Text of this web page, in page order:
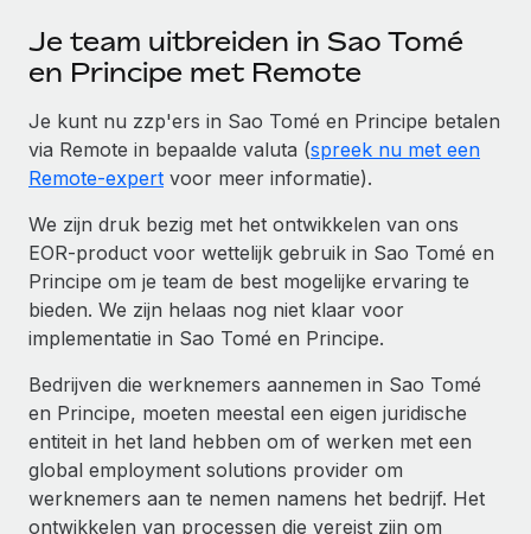
Je team uitbreiden in Sao Tomé
en Principe met Remote
Je kunt nu zzp'ers in Sao Tomé en Principe betalen
via Remote in bepaalde valuta (spreek nu met een
Remote-expert voor meer informatie).
We zijn druk bezig met het ontwikkelen van ons
EOR-product voor wettelijk gebruik in Sao Tomé en
Principe om je team de best mogelijke ervaring te
bieden. We zijn helaas nog niet klaar voor
implementatie in Sao Tomé en Principe.
Bedrijven die werknemers aannemen in Sao Tomé
en Principe, moeten meestal een eigen juridische
entiteit in het land hebben om of werken met een
global employment solutions provider om
werknemers aan te nemen namens het bedrijf. Het
ontwikkelen van processen die vereist zijn om